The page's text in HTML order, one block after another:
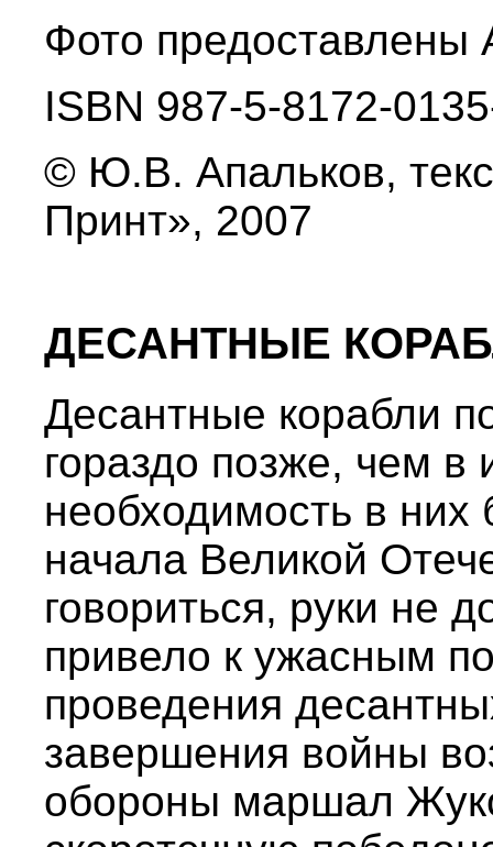
Фото
ISBN 987-5-8172-
© Ю.В. Апальков,
Принт», 2007
ДЕСАНТНЫЕ
Десантные корабли
гораздо позже, чем в
необходимость в
начала Великой
говориться, руки не
привело к ужасным
проведения
завершения войны
обороны маршал